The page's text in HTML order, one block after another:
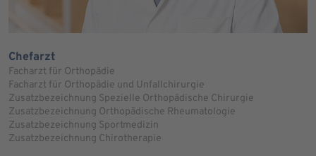
Chefarzt
Facharzt für Orthopädie
Facharzt für Orthopädie und Unfallchirurgie
Zusatzbezeichnung Spezielle Orthopädische Chirurgie
Zusatzbezeichnung Orthopädische Rheumatologie
Zusatzbezeichnung Sportmedizin
Zusatzbezeichnung Chirotherapie